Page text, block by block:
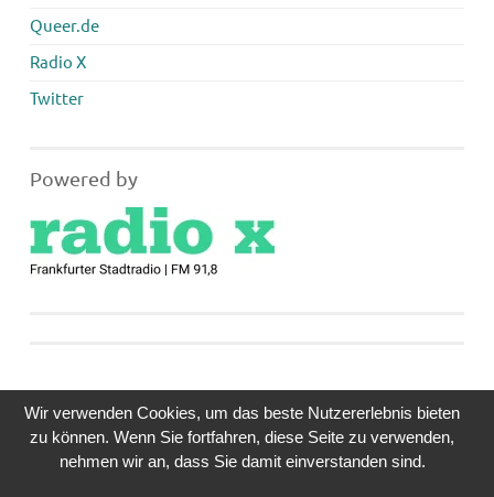
Queer.de
Radio X
Twitter
Powered by
Wir verwenden Cookies, um das beste Nutzererlebnis bieten
zu können. Wenn Sie fortfahren, diese Seite zu verwenden,
nehmen wir an, dass Sie damit einverstanden sind.